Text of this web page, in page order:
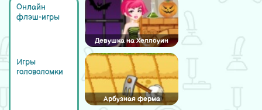
Онлайн
флэш-игры
Игры
головоломки
Девушка на Хеллоуин
Арбузная ферма